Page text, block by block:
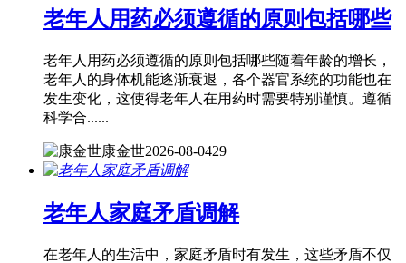
老年人用药必须遵循的原则包括哪些
老年人用药必须遵循的原则包括哪些随着年龄的增长，
老年人的身体机能逐渐衰退，各个器官系统的功能也在
发生变化，这使得老年人在用药时需要特别谨慎。遵循
科学合......
康金世2026-08-0429
老年人家庭矛盾调解
在老年人的生活中，家庭矛盾时有发生，这些矛盾不仅